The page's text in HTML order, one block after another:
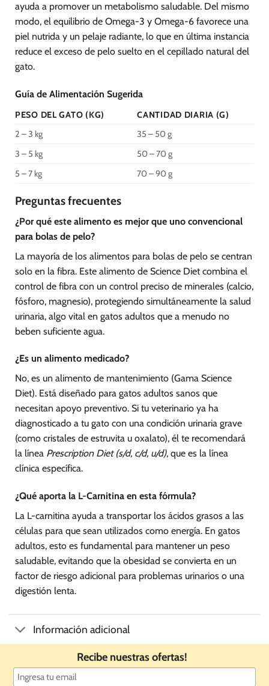
ayuda a promover un metabolismo saludable. Del mismo
modo, el equilibrio de Omega-3 y Omega-6 favorece una
piel nutrida y un pelaje radiante, lo que en última instancia
reduce el exceso de pelo suelto en el cepillado natural del
gato.
Guía de Alimentación Sugerida
PESO DEL GATO (KG)
CANTIDAD DIARIA (G)
2 – 3 kg
35 – 50 g
3 – 5 kg
50 – 70 g
5 – 7 kg
70 – 90 g
Preguntas frecuentes
¿Por qué este alimento es mejor que uno convencional
para bolas de pelo?
La mayoría de los alimentos para bolas de pelo se centran
solo en la fibra. Este alimento de Science Diet combina el
control de fibra con un control preciso de minerales (calcio,
fósforo, magnesio), protegiendo simultáneamente la salud
urinaria, algo vital en gatos adultos que a menudo no
beben suficiente agua.
¿Es un alimento medicado?
No, es un alimento de mantenimiento (Gama Science
Diet). Está diseñado para gatos adultos sanos que
necesitan apoyo preventivo. Si tu veterinario ya ha
diagnosticado a tu gato con una condición urinaria grave
(como cristales de estruvita u oxalato), él te recomendará
la línea Prescription Diet (s/d, c/d, u/d), que es la línea
clínica específica.
¿Qué aporta la L-Carnitina en esta fórmula?
La L-carnitina ayuda a transportar los ácidos grasos a las
células para que sean utilizados como energía. En gatos
adultos, esto es fundamental para mantener un peso
saludable, evitando que la obesidad se convierta en un
factor de riesgo adicional para problemas urinarios o una
digestión lenta.
Información adicional
Recibe nuestras ofertas!